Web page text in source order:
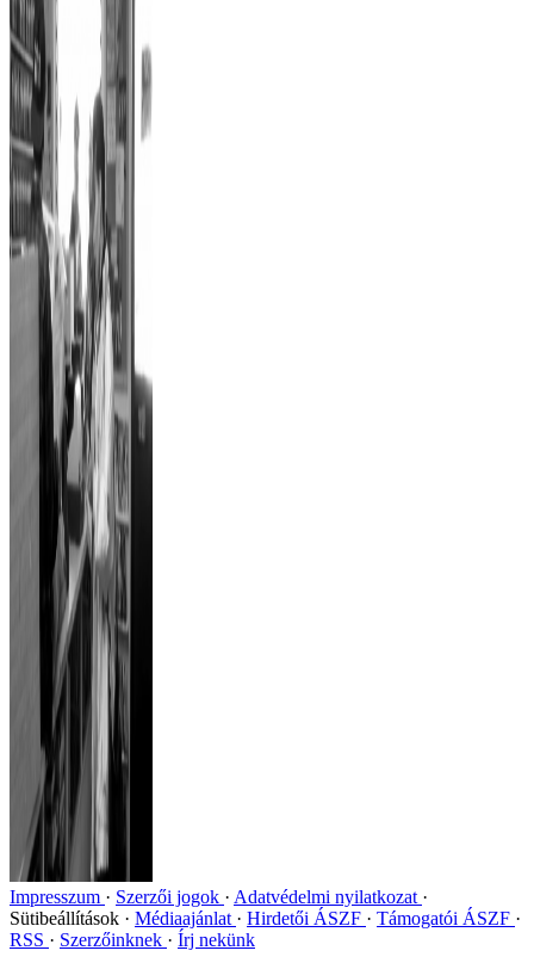
Impresszum Szerzői jogok
Adatvédelmi nyilatkozat
Sütibeállítások
Médiaajánlat Hirdetői ÁSZF
Támogatói ÁSZF
RSS
Szerzőinknek Írj nekünk